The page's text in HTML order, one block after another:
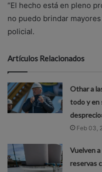
“El hecho está en pleno
no puedo brindar
policial.
Artículos Relacionados
Othar a
todo y en
Feb 03,
Vuelven
reservas